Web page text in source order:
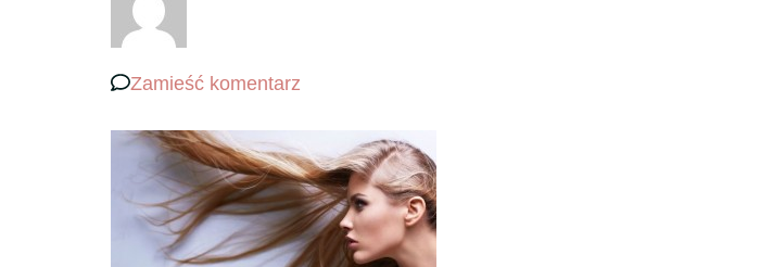
Zamieść komentarz
problemy
z
włosami